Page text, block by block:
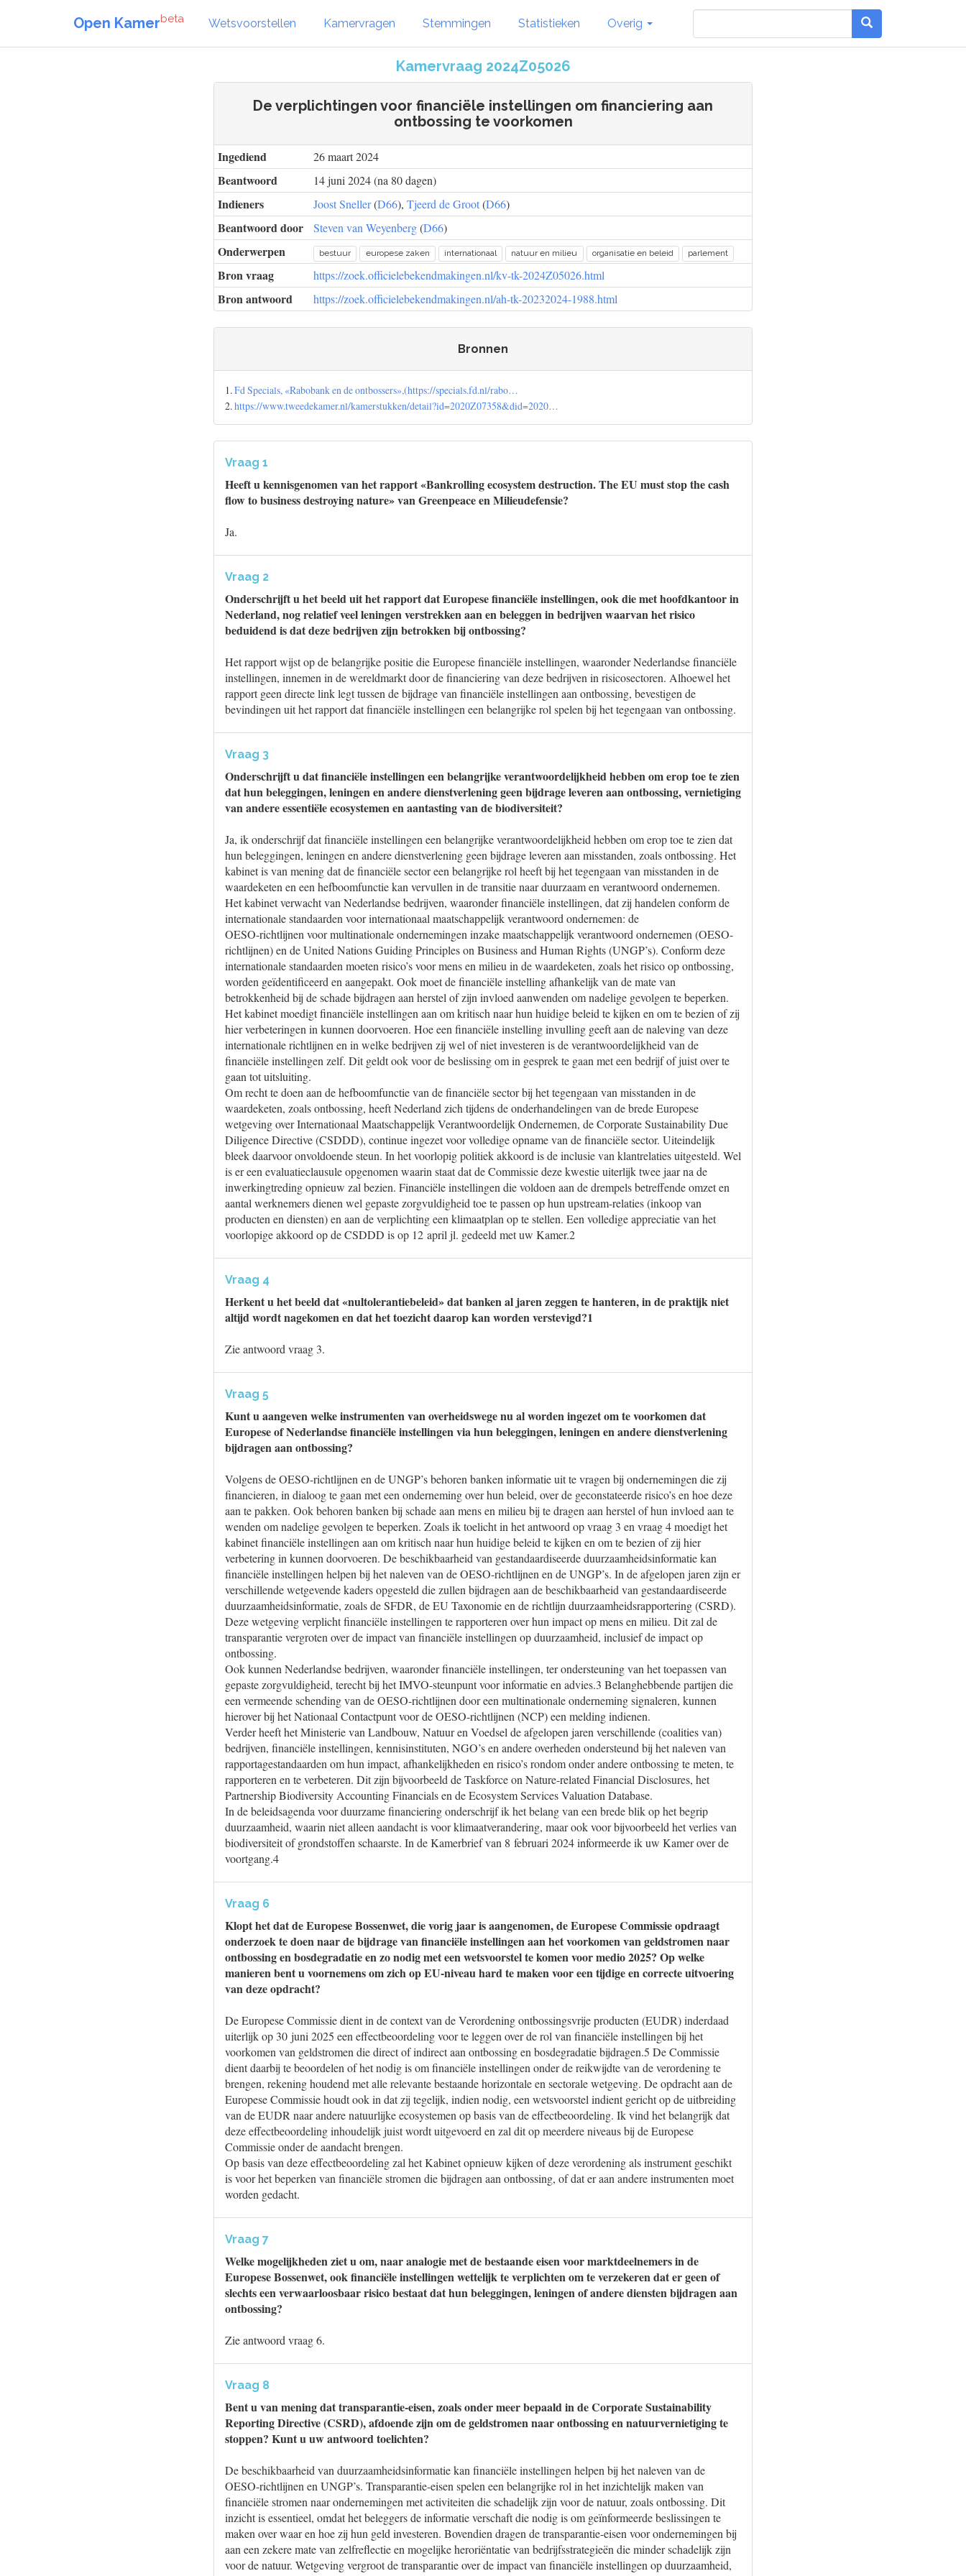
Open Kamerbeta Wetsvoorstellen Kamervragen Stemmingen Statistieken Overig
Kamervraag 2024Z05026
De verplichtingen voor financiële instellingen om financiering aan
ontbossing te voorkomen
Ingediend 26 maart 2024
Beantwoord 14 juni 2024 (na 80 dagen)
Indieners Joost Sneller(D66), Tjeerd de Groot(D66)
Beantwoord door Steven van Weyenberg(D66)
Onderwerpen bestuur europese zaken internationaal natuur en milieu organisatie en beleid parlement
Bron vraag https://zoek.officielebekendmakingen.nl/kv-tk-2024Z05026.html
Bron antwoord https://zoek.officielebekendmakingen.nl/ah-tk-20232024-1988.html
Bronnen
1.Fd Specials, «Rabobank en de ontbossers»,(https://specials.fd.nl/rabo…
2.https://www.tweedekamer.nl/kamerstukken/detail?id=2020Z07358&did=2020…
Vraag 1
Heeft u kennisgenomen van het rapport «Bankrolling ecosystem destruction. The EU must stop the cash
flow to business destroying nature» van Greenpeace en Milieudefensie?
Ja.
Vraag 2
Onderschrijft u het beeld uit het rapport dat Europese financiële instellingen, ook die met hoofdkantoor in
Nederland, nog relatief veel leningen verstrekken aan en beleggen in bedrijven waarvan het risico
beduidend is dat deze bedrijven zijn betrokken bij ontbossing?
Het rapport wijst op de belangrijke positie die Europese financiële instellingen, waaronder Nederlandse financiële
instellingen, innemen in de wereldmarkt door de financiering van deze bedrijven in risicosectoren. Alhoewel het
rapport geen directe link legt tussen de bijdrage van financiële instellingen aan ontbossing, bevestigen de
bevindingen uit het rapport dat financiële instellingen een belangrijke rol spelen bij het tegengaan van ontbossing.
Vraag 3
Onderschrijft u dat financiële instellingen een belangrijke verantwoordelijkheid hebben om erop toe te zien
dat hun beleggingen, leningen en andere dienstverlening geen bijdrage leveren aan ontbossing, vernietiging
van andere essentiële ecosystemen en aantasting van de biodiversiteit?
Ja, ik onderschrijf dat financiële instellingen een belangrijke verantwoordelijkheid hebben om erop toe te zien dat
hun beleggingen, leningen en andere dienstverlening geen bijdrage leveren aan misstanden, zoals ontbossing. Het
kabinet is van mening dat de financiële sector een belangrijke rol heeft bij het tegengaan van misstanden in de
waardeketen en een hefboomfunctie kan vervullen in de transitie naar duurzaam en verantwoord ondernemen.
Het kabinet verwacht van Nederlandse bedrijven, waaronder financiële instellingen, dat zij handelen conform de
internationale standaarden voor internationaal maatschappelijk verantwoord ondernemen: de
OESO-richtlijnen voor multinationale ondernemingen inzake maatschappelijk verantwoord ondernemen (OESO-
richtlijnen) en de United Nations Guiding Principles on Business and Human Rights (UNGP’s). Conform deze
internationale standaarden moeten risico’s voor mens en milieu in de waardeketen, zoals het risico op ontbossing,
worden geïdentificeerd en aangepakt. Ook moet de financiële instelling afhankelijk van de mate van
betrokkenheid bij de schade bijdragen aan herstel of zijn invloed aanwenden om nadelige gevolgen te beperken.
Het kabinet moedigt financiële instellingen aan om kritisch naar hun huidige beleid te kijken en om te bezien of zij
hier verbeteringen in kunnen doorvoeren. Hoe een financiële instelling invulling geeft aan de naleving van deze
internationale richtlijnen en in welke bedrijven zij wel of niet investeren is de verantwoordelijkheid van de
financiële instellingen zelf. Dit geldt ook voor de beslissing om in gesprek te gaan met een bedrijf of juist over te
gaan tot uitsluiting.
Om recht te doen aan de hefboomfunctie van de financiële sector bij het tegengaan van misstanden in de
waardeketen, zoals ontbossing, heeft Nederland zich tijdens de onderhandelingen van de brede Europese
wetgeving over Internationaal Maatschappelijk Verantwoordelijk Ondernemen, de Corporate Sustainability Due
Diligence Directive (CSDDD), continue ingezet voor volledige opname van de financiële sector. Uiteindelijk
bleek daarvoor onvoldoende steun. In het voorlopig politiek akkoord is de inclusie van klantrelaties uitgesteld. Wel
is er een evaluatieclausule opgenomen waarin staat dat de Commissie deze kwestie uiterlijk twee jaar na de
inwerkingtreding opnieuw zal bezien. Financiële instellingen die voldoen aan de drempels betreffende omzet en
aantal werknemers dienen wel gepaste zorgvuldigheid toe te passen op hun upstream-relaties (inkoop van
producten en diensten) en aan de verplichting een klimaatplan op te stellen. Een volledige appreciatie van het
voorlopige akkoord op de CSDDD is op 12 april jl. gedeeld met uw Kamer.2
Vraag 4
Herkent u het beeld dat «nultolerantiebeleid» dat banken al jaren zeggen te hanteren, in de praktijk niet
altijd wordt nagekomen en dat het toezicht daarop kan worden verstevigd?1
Zie antwoord vraag 3.
Vraag 5
Kunt u aangeven welke instrumenten van overheidswege nu al worden ingezet om te voorkomen dat
Europese of Nederlandse financiële instellingen via hun beleggingen, leningen en andere dienstverlening
bijdragen aan ontbossing?
Volgens de OESO-richtlijnen en de UNGP’s behoren banken informatie uit te vragen bij ondernemingen die zij
financieren, in dialoog te gaan met een onderneming over hun beleid, over de geconstateerde risico’s en hoe deze
aan te pakken. Ook behoren banken bij schade aan mens en milieu bij te dragen aan herstel of hun invloed aan te
wenden om nadelige gevolgen te beperken. Zoals ik toelicht in het antwoord op vraag 3 en vraag 4 moedigt het
kabinet financiële instellingen aan om kritisch naar hun huidige beleid te kijken en om te bezien of zij hier
verbetering in kunnen doorvoeren. De beschikbaarheid van gestandaardiseerde duurzaamheidsinformatie kan
financiële instellingen helpen bij het naleven van de OESO-richtlijnen en de UNGP’s. In de afgelopen jaren zijn er
verschillende wetgevende kaders opgesteld die zullen bijdragen aan de beschikbaarheid van gestandaardiseerde
duurzaamheidsinformatie, zoals de SFDR, de EU Taxonomie en de richtlijn duurzaamheidsrapportering (CSRD).
Deze wetgeving verplicht financiële instellingen te rapporteren over hun impact op mens en milieu. Dit zal de
transparantie vergroten over de impact van financiële instellingen op duurzaamheid, inclusief de impact op
ontbossing.
Ook kunnen Nederlandse bedrijven, waaronder financiële instellingen, ter ondersteuning van het toepassen van
gepaste zorgvuldigheid, terecht bij het IMVO-steunpunt voor informatie en advies.3 Belanghebbende partijen die
een vermeende schending van de OESO-richtlijnen door een multinationale onderneming signaleren, kunnen
hierover bij het Nationaal Contactpunt voor de OESO-richtlijnen (NCP) een melding indienen.
Verder heeft het Ministerie van Landbouw, Natuur en Voedsel de afgelopen jaren verschillende (coalities van)
bedrijven, financiële instellingen, kennisinstituten, NGO’s en andere overheden ondersteund bij het naleven van
rapportagestandaarden om hun impact, afhankelijkheden en risico’s rondom onder andere ontbossing te meten, te
rapporteren en te verbeteren. Dit zijn bijvoorbeeld de Taskforce on Nature-related Financial Disclosures, het
Partnership Biodiversity Accounting Financials en de Ecosystem Services Valuation Database.
In de beleidsagenda voor duurzame financiering onderschrijf ik het belang van een brede blik op het begrip
duurzaamheid, waarin niet alleen aandacht is voor klimaatverandering, maar ook voor bijvoorbeeld het verlies van
biodiversiteit of grondstoffen schaarste. In de Kamerbrief van 8 februari 2024 informeerde ik uw Kamer over de
voortgang.4
Vraag 6
Klopt het dat de Europese Bossenwet, die vorig jaar is aangenomen, de Europese Commissie opdraagt
onderzoek te doen naar de bijdrage van financiële instellingen aan het voorkomen van geldstromen naar
ontbossing en bosdegradatie en zo nodig met een wetsvoorstel te komen voor medio 2025? Op welke
manieren bent u voornemens om zich op EU-niveau hard te maken voor een tijdige en correcte uitvoering
van deze opdracht?
De Europese Commissie dient in de context van de Verordening ontbossingsvrije producten (EUDR) inderdaad
uiterlijk op 30 juni 2025 een effectbeoordeling voor te leggen over de rol van financiële instellingen bij het
voorkomen van geldstromen die direct of indirect aan ontbossing en bosdegradatie bijdragen.5 De Commissie
dient daarbij te beoordelen of het nodig is om financiële instellingen onder de reikwijdte van de verordening te
brengen, rekening houdend met alle relevante bestaande horizontale en sectorale wetgeving. De opdracht aan de
Europese Commissie houdt ook in dat zij tegelijk, indien nodig, een wetsvoorstel indient gericht op de uitbreiding
van de EUDR naar andere natuurlijke ecosystemen op basis van de effectbeoordeling. Ik vind het belangrijk dat
deze effectbeoordeling inhoudelijk juist wordt uitgevoerd en zal dit op meerdere niveaus bij de Europese
Commissie onder de aandacht brengen.
Op basis van deze effectbeoordeling zal het Kabinet opnieuw kijken of deze verordening als instrument geschikt
is voor het beperken van financiële stromen die bijdragen aan ontbossing, of dat er aan andere instrumenten moet
worden gedacht.
Vraag 7
Welke mogelijkheden ziet u om, naar analogie met de bestaande eisen voor marktdeelnemers in de
Europese Bossenwet, ook financiële instellingen wettelijk te verplichten om te verzekeren dat er geen of
slechts een verwaarloosbaar risico bestaat dat hun beleggingen, leningen of andere diensten bijdragen aan
ontbossing?
Zie antwoord vraag 6.
Vraag 8
Bent u van mening dat transparantie-eisen, zoals onder meer bepaald in de Corporate Sustainability
Reporting Directive (CSRD), afdoende zijn om de geldstromen naar ontbossing en natuurvernietiging te
stoppen? Kunt u uw antwoord toelichten?
De beschikbaarheid van duurzaamheidsinformatie kan financiële instellingen helpen bij het naleven van de
OESO-richtlijnen en UNGP’s. Transparantie-eisen spelen een belangrijke rol in het inzichtelijk maken van
financiële stromen naar ondernemingen met activiteiten die schadelijk zijn voor de natuur, zoals ontbossing. Dit
inzicht is essentieel, omdat het beleggers de informatie verschaft die nodig is om geïnformeerde beslissingen te
maken over waar en hoe zij hun geld investeren. Bovendien dragen de transparantie-eisen voor ondernemingen bij
aan een zekere mate van zelfreflectie en mogelijke heroriëntatie van bedrijfsstrategieën die minder schadelijk zijn
voor de natuur. Wetgeving vergroot de transparantie over de impact van financiële instellingen op duurzaamheid,